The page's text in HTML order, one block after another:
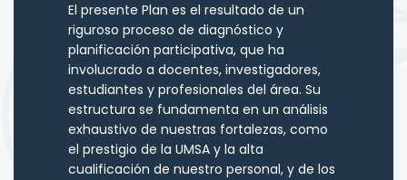
El presente Plan es el resultado de un
riguroso proceso de diagnóstico y
planificación participativa, que ha
involucrado a docentes, investigadores,
estudiantes y profesionales del área. Su
estructura se fundamenta en un análisis
exhaustivo de nuestras fortalezas, como
el prestigio de la UMSA y la alta
cualificación de nuestro personal, y de los